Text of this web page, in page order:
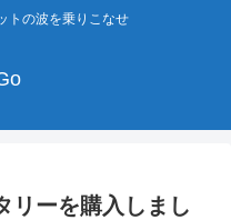
トの波を乗りこなせ
リーを購入しまし